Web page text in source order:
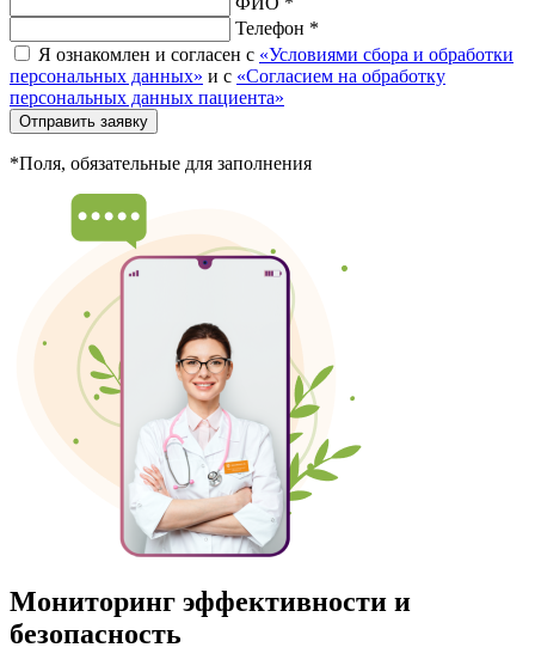
Телефон *
Я ознакомлен и согласен с «Условиями сбора и обработки
персональных данных» и с «Согласием на обработку
персональных данных пациента»
Отправить заявку
*Поля, обязательные для заполнения
Мониторинг эффективности и
безопасность